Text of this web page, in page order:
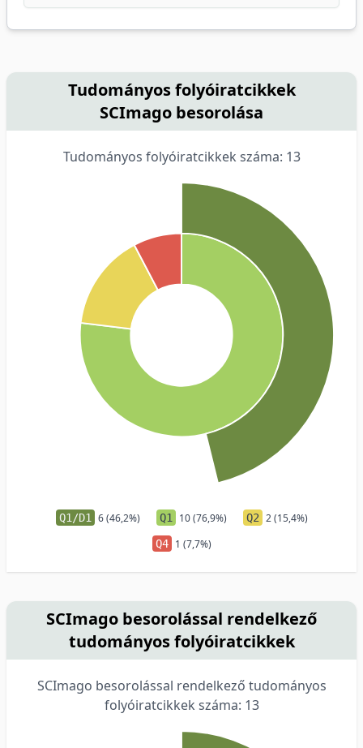
Tudományos folyóiratcikkek
SCImago besorolása
Tudományos folyóiratcikkek száma: 13
Q1/D1 6 (46,2%) Q1 10 (76,9%) Q2 2 (15,4%)
Q4 1 (7,7%)
SCImago besorolással rendelkező
tudományos folyóiratcikkek
SCImago besorolással rendelkező tudományos
folyóiratcikkek száma: 13